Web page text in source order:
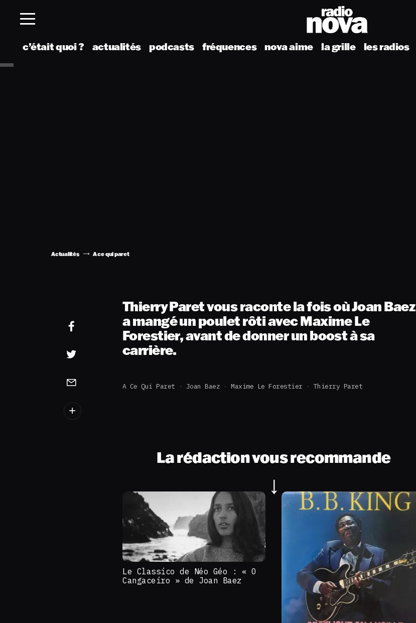
c’était quoi ? actualités podcasts fréquences nova aime la grille les radios
Actualités A ce qui paret
Thierry Paret vous raconte la fois où Joan Baez
a mangé un poulet rôti avec Maxime Le
Forestier, avant de donner un boost à sa
carrière.
A Ce Qui Paret Joan Baez Maxime Le Forestier Thierry Paret
La rédaction vous recommande
Le Classico de Néo Géo : « O
Cangaceiro » de Joan Baez